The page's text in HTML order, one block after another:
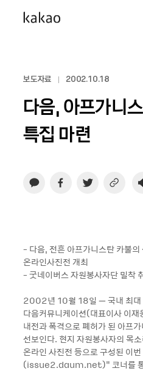
보도자료 2002.10.18
다음, 아프가니
특집 마련
- 다음, 전흔 아프가니스탄 카불의
온라인사진전 개최
- 굿네이버스 자원봉사자단 밀착
2002년 10월 18일 – 국내 최대
다음커뮤니케이션(대표이사
내전과 폭격으로 폐허가 된 아프
선보인다. 현지 자원봉사자의 목
온라인 사진전 등으로 구성된 이
(issue2.daum.net)“ 코너를 통